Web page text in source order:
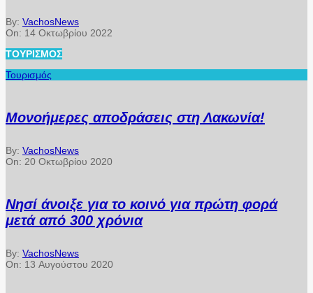
By: VachosNews
On: 14 Οκτωβρίου 2022
ΤΟΥΡΙΣΜΌΣ
Τουρισμός
Μονοήμερες αποδράσεις στη Λακωνία!
By: VachosNews
On: 20 Οκτωβρίου 2020
Νησί άνοιξε για το κοινό για πρώτη φορά
μετά από 300 χρόνια
By: VachosNews
On: 13 Αυγούστου 2020